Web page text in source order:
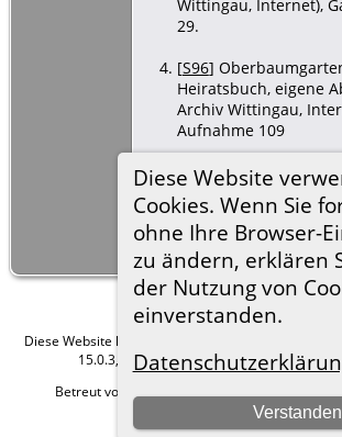
Diese Website
Cookies. Wenn Sie
ohne Ihre Browser-
zu ändern, erklären
der Nutzung von
einverstanden.
Verstanden
Wittingau, Internet),
29.
[S96]
Heiratsbuch, eigene
Archiv Wittingau,
Aufnahme 109
[S96]
2017, Taufmatrikel,
Archiv Wittingau,
Aufnahme 160 (Taufe
Katharina, * 1899)
Diese Website läuft mit
15.0.3, programmiert von Darrin Lythgoe
Betreut von
Hier geht es zum Impressum